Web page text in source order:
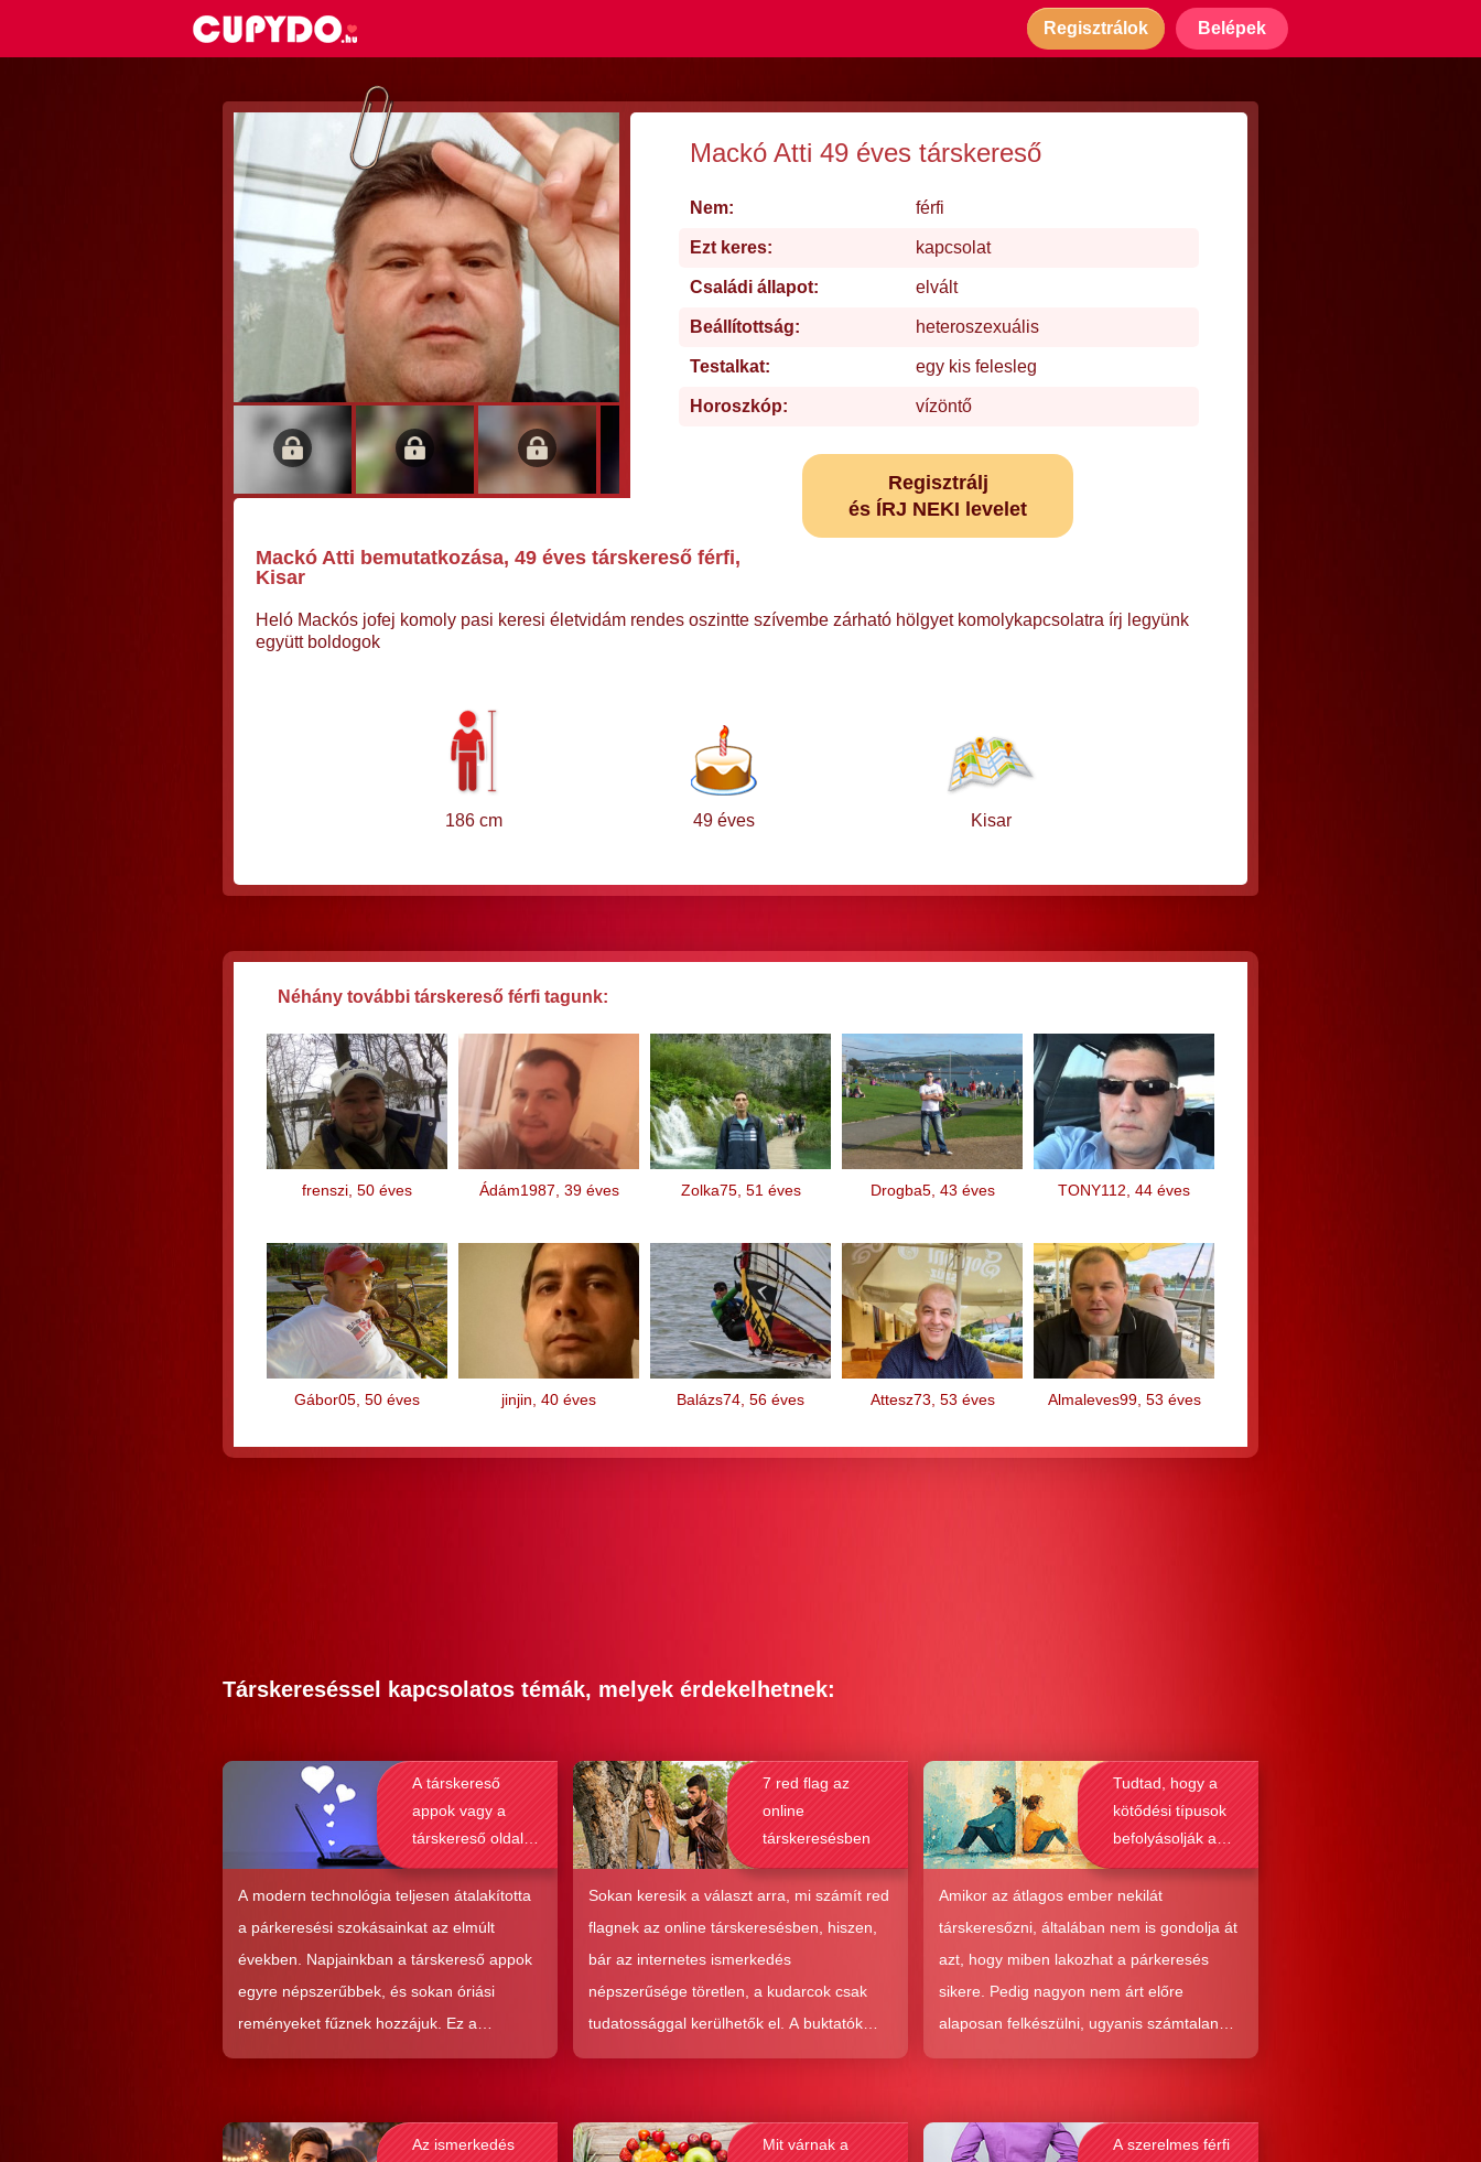
Regisztrálok Belépek
Mackó Atti 49 éves társkereső
Nem: férfi
Ezt keres: kapcsolat
Családi állapot: elvált
Beállítottság: heteroszexuális
Testalkat: egy kis felesleg
Horoszkóp: vízöntő
Regisztrálj
és ÍRJ NEKI levelet
Mackó Atti bemutatkozása, 49 éves társkereső férfi,
Kisar
Heló Mackós jofej komoly pasi keresi életvidám rendes oszintte szívembe zárható hölgyet komolykapcsolatra írj legyünk
együtt boldogok
186 cm 49 éves Kisar
Néhány további társkereső férfi tagunk:
frenszi, 50 éves Ádám1987, 39 éves Zolka75, 51 éves Drogba5, 43 éves TONY112, 44 éves
Gábor05, 50 éves jinjin, 40 éves Balázs74, 56 éves Attesz73, 53 éves Almaleves99, 53 éves
Társkereséssel kapcsolatos témák, melyek érdekelhetnek:
A társkereső
appok vagy a
társkereső oldalak
alkalmasabbak a
komoly kapcsolat
kialakításához?
A modern technológia teljesen átalakította
a párkeresési szokásainkat az elmúlt
években. Napjainkban a társkereső appok
egyre népszerűbbek, és sokan óriási
reményeket fűznek hozzájuk. Ez a
közkedveltség egyáltalán nem véletlen,
nagyon könnyen és gyorsan lehet sikereket
elérni a flörtölésben. A legfőbb kérdés
7 red flag az
online
társkeresésben
Sokan keresik a választ arra, mi számít red
flagnek az online társkeresésben, hiszen,
bár az internetes ismerkedés
népszerűsége töretlen, a kudarcok csak
tudatossággal kerülhetők el. A buktatók
ellenére ez a társkeresési forma joggal
hatékonyság, amit ad, nehezen
felülmúlható.
Tudtad, hogy a
kötődési típusok
befolyásolják a
társkeresést is?
Amikor az átlagos ember nekilát
társkeresőzni, általában nem is gondolja át
azt, hogy miben lakozhat a párkeresés
sikere. Pedig nagyon nem árt előre
alaposan felkészülni, ugyanis számtalan
kudarctól képes megmenteni téged is az,
társkeresés működését, a párkapcsolatok
sikerének a receptjét, melyeket vizsgálva
Az ismerkedés
Mit várnak a
A szerelmes férfi